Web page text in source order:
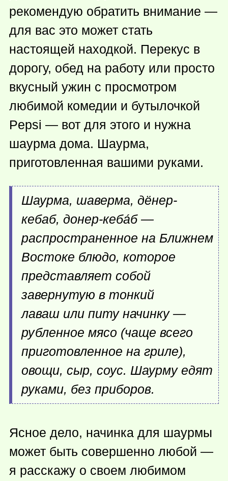
рекомендую обратить внимание —
для вас это может стать
настоящей находкой. Перекус в
дорогу, обед на работу или просто
вкусный ужин с просмотром
любимой комедии и бутылочкой
Pepsi — вот для этого и нужна
шаурма дома. Шаурма,
приготовленная вашими руками.
Шаурма, шаверма, дёнер-
кебаб, донер-кеба́б —
распространенное на Ближнем
Востоке блюдо, которое
представляет собой
завернутую в тонкий
лаваш или питу начинку —
рубленное мясо (чаще всего
приготовленное на гриле),
овощи, сыр, соус. Шаурму едят
руками, без приборов.
Ясное дело, начинка для шаурмы
может быть совершенно любой —
я расскажу о своем любимом